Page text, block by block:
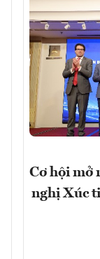
Cơ hội mở
nghị Xúc